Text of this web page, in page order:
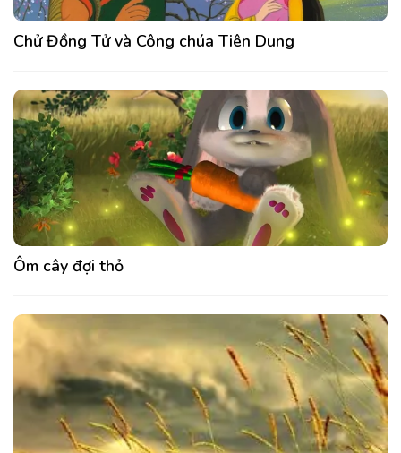
Chử Đồng Tử và Công chúa Tiên Dung
Ôm cây đợi thỏ